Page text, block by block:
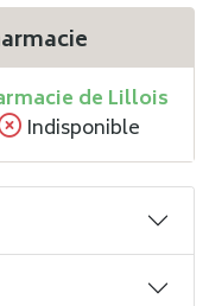
de Lillois
Indisponible